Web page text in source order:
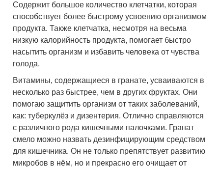
Содержит большое количество клетчатки, которая
способствует более быстрому усвоению организмом
продукта. Также клетчатка, несмотря на весьма
низкую калорийность продукта, помогает быстро
насытить организм и избавить человека от чувства
голода.
Витамины, содержащиеся в гранате, усваиваются в
несколько раз быстрее, чем в других фруктах. Они
помогаю защитить организм от таких заболеваний,
как: туберкулёз и дизентерия. Отлично справляются
с различного рода кишечными палочками. Гранат
смело можно назвать дезинфицирующим средством
для кишечника. Он не только препятствует развитию
микробов в нём, но и прекрасно его очищает от